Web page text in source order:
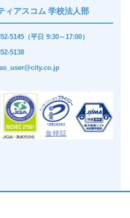
ィアスコム 学校法人部
5145（平日 9:30～17:00）
5138